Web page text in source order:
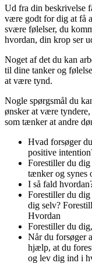
Ud fra din beskrivelse
være godt for dig at få
svære følelser, du
hvordan, din krop ser
Noget af det du kan
til dine tanker og
at være tynd.
Nogle spørgsmål du
ønsker at være
som tænker at andre
Hvad forsøger
positive
Forestiller du dig
tænker og synes
I så fald
Forestiller du
dig selv?
Hvordan
Forestiller du
Når du forsøger
hjælp, at du
og lev dig ind i